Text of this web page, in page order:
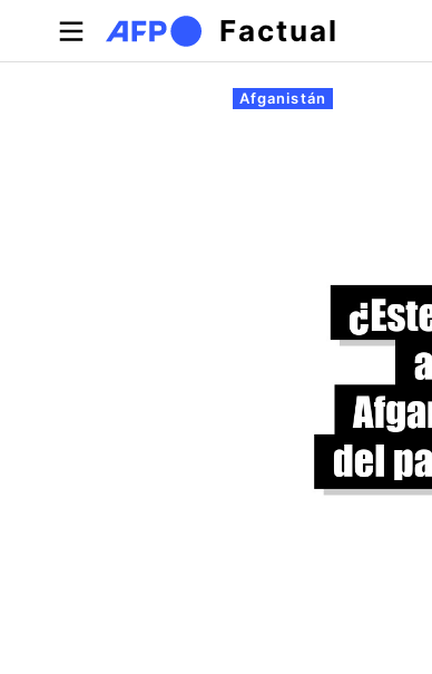
Pasar al contenido principal
Factual
Solapas principales
Afganistán